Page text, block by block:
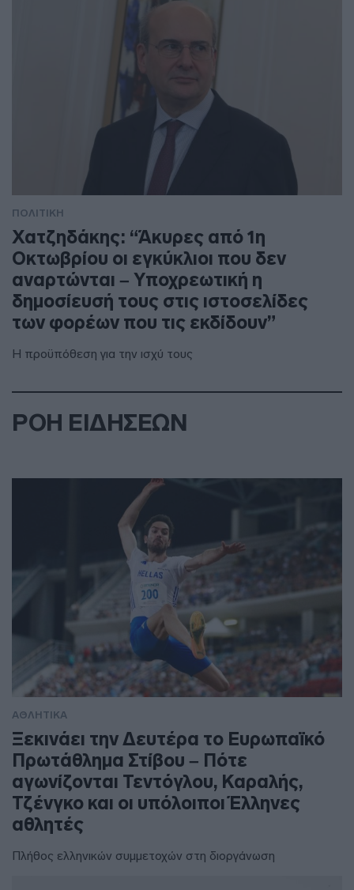
ΠΟΛΙΤΙΚΗ
Χατζηδάκης: “Άκυρες από 1η
Οκτωβρίου οι εγκύκλιοι που δεν
αναρτώνται – Υποχρεωτική η
δημοσίευσή τους στις ιστοσελίδες
των φορέων που τις εκδίδουν”
Η προϋπόθεση για την ισχύ τους
ΡΟΗ ΕΙΔΗΣΕΩΝ
ΑΘΛΗΤΙΚΑ
Ξεκινάει την Δευτέρα το Ευρωπαϊκό
Πρωτάθλημα Στίβου – Πότε
αγωνίζονται Τεντόγλου, Καραλής,
Τζένγκο και οι υπόλοιποι Έλληνες
αθλητές
Πλήθος ελληνικών συμμετοχών στη διοργάνωση